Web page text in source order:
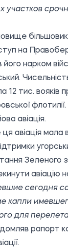
участков
на
його нарком
12 тис. вояків
авіація.
авіація мала
Зеленого
авіацію
сегодня
капли
для
рапорт